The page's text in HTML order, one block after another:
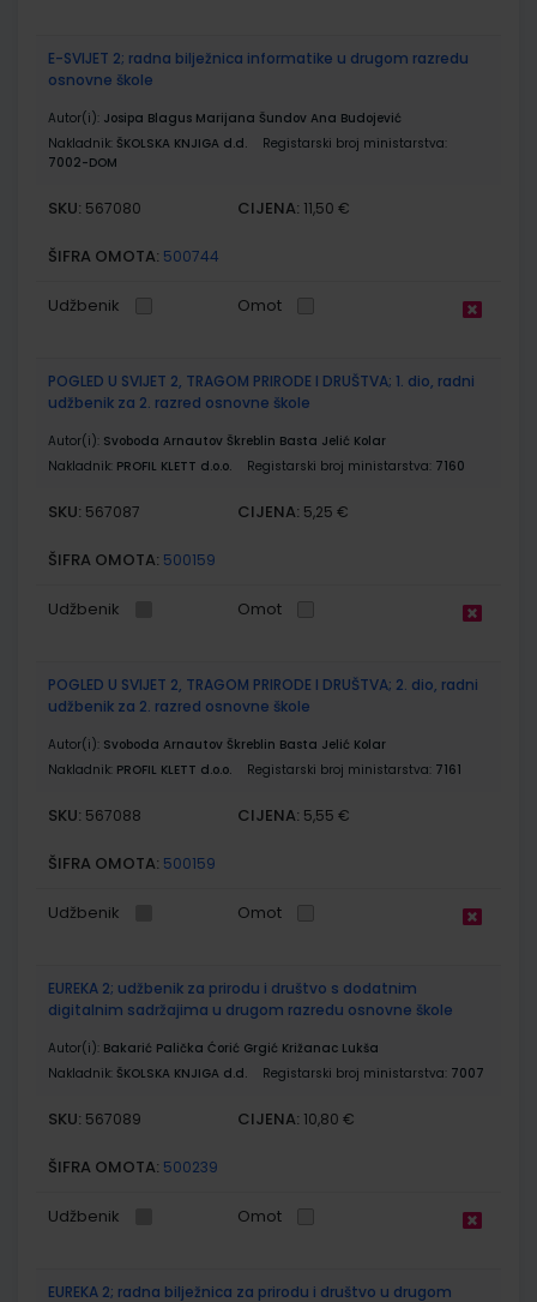
E-SVIJET 2; radna bilježnica informatike u drugom razredu
osnovne škole
Autor(i): Josipa Blagus Marijana Šundov Ana Budojević
Nakladnik: ŠKOLSKA KNJIGA d.d.
Registarski broj ministarstva:
7002-DOM
SKU: 567080 CIJENA: 11,50 €
ŠIFRA OMOTA: 500744
Udžbenik Omot
POGLED U SVIJET 2, TRAGOM PRIRODE I DRUŠTVA; 1. dio, radni
udžbenik za 2. razred osnovne škole
Autor(i): Svoboda Arnautov Škreblin Basta Jelić Kolar
Nakladnik: PROFIL KLETT d.o.o. Registarski broj ministarstva: 7160
SKU: 567087 CIJENA: 5,25 €
ŠIFRA OMOTA: 500159
Udžbenik Omot
POGLED U SVIJET 2, TRAGOM PRIRODE I DRUŠTVA; 2. dio, radni
udžbenik za 2. razred osnovne škole
Autor(i): Svoboda Arnautov Škreblin Basta Jelić Kolar
Nakladnik: PROFIL KLETT d.o.o. Registarski broj ministarstva: 7161
SKU: 567088 CIJENA: 5,55 €
ŠIFRA OMOTA: 500159
Udžbenik Omot
EUREKA 2; udžbenik za prirodu i društvo s dodatnim
digitalnim sadržajima u drugom razredu osnovne škole
Autor(i): Bakarić Palička Ćorić Grgić Križanac Lukša
Nakladnik: ŠKOLSKA KNJIGA d.d. Registarski broj ministarstva: 7007
SKU: 567089 CIJENA: 10,80 €
ŠIFRA OMOTA: 500239
Udžbenik Omot
EUREKA 2; radna bilježnica za prirodu i društvo u drugom